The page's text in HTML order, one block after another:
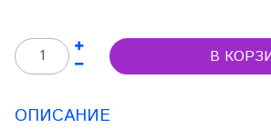
В
ОПИСАНИЕ